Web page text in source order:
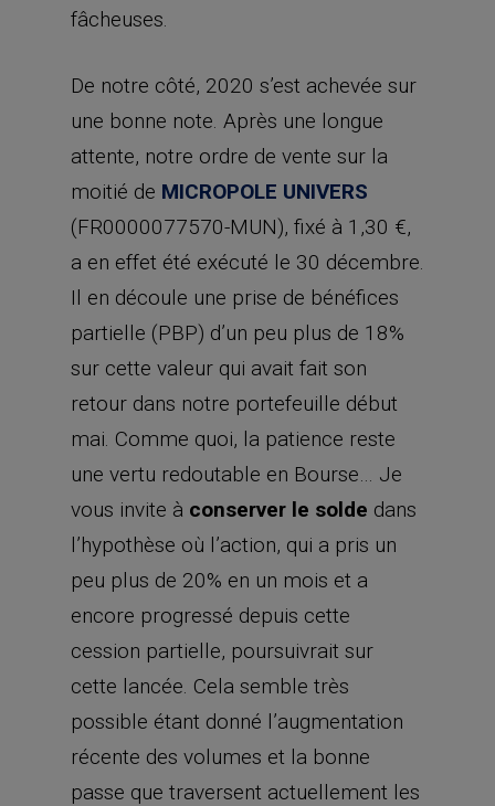
fâcheuses.
De notre côté, 2020 s’est achevée sur
une bonne note. Après une longue
attente, notre ordre de vente sur la
moitié de MICROPOLE UNIVERS
(FR0000077570-MUN), fixé à 1,30 €,
a en effet été exécuté le 30 décembre.
Il en découle une prise de bénéfices
partielle (PBP) d’un peu plus de 18%
sur cette valeur qui avait fait son
retour dans notre portefeuille début
mai. Comme quoi, la patience reste
une vertu redoutable en Bourse… Je
vous invite à conserver le solde dans
l’hypothèse où l’action, qui a pris un
peu plus de 20% en un mois et a
encore progressé depuis cette
cession partielle, poursuivrait sur
cette lancée. Cela semble très
possible étant donné l’augmentation
récente des volumes et la bonne
passe que traversent actuellement les